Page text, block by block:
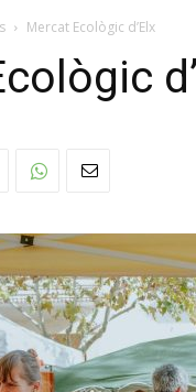
Mercat Ecològic d’Elx